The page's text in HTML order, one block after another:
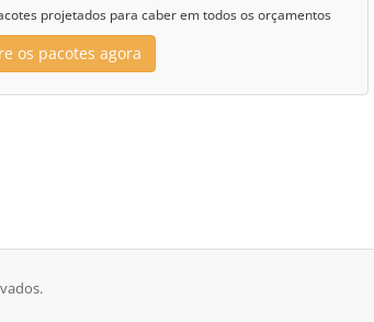
projetados para caber em todos os orçamentos
os pacotes agora